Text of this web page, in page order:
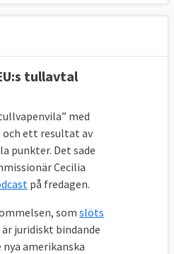
tullavtal
med
ett resultat av
punkter. Det sade
Cecilia
på fredagen.
som slöts
juridiskt bindande
amerikanska